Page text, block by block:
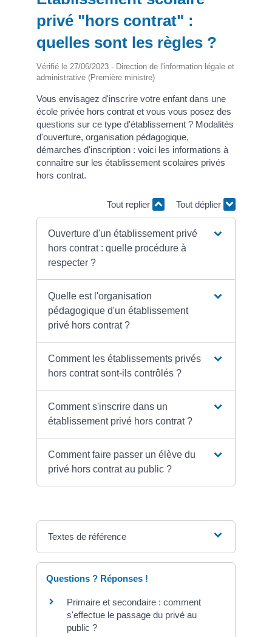
privé "hors contrat" :
quelles sont les règles ?
Vérifié le 27/06/2023 - Direction de l'information légale et
administrative (Première ministre)
Vous envisagez d'inscrire votre enfant dans une
école privée hors contrat et vous vous posez des
questions sur ce type d'établissement ? Modalités
d'ouverture, organisation pédagogique,
démarches d'inscription : voici les informations à
connaître sur les établissement scolaires privés
hors contrat.
Tout replier Tout déplier
Ouverture d'un établissement privé
hors contrat : quelle procédure à
respecter ?
Quelle est l'organisation
pédagogique d'un établissement
privé hors contrat ?
Comment les établissements privés
hors contrat sont-ils contrôlés ?
Comment s'inscrire dans un
établissement privé hors contrat ?
Comment faire passer un élève du
privé hors contrat au public ?
Textes de référence
Questions ? Réponses !
Primaire et secondaire : comment
s'effectue le passage du privé au
public ?